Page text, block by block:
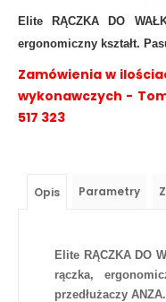
EliteRĄCZKA DO
ergonomiczny kształt.
Zamówienia w
wykonawczych -
517 323
Opis Parametry
Elite RĄCZKA DO
rączka,
przedłużaczy ANZA.